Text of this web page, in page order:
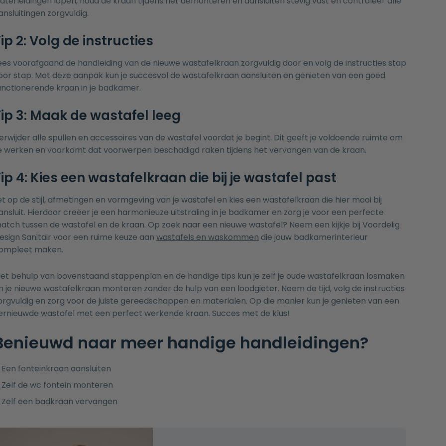
zorgvuldig.
2: Volg de instructies
voorafgaand de handleiding van de nieuwe wastafelkraan zorgvuldig door en volg de instructies stap
stap. Met deze aanpak kun je succesvol de wastafelkraan aansluiten en genieten van een goed
kraan in je badkamer.
3: Maak de wastafel leeg
alle spullen en accessoires van de wastafel voordat je begint. Dit geeft je voldoende ruimte om
werken en voorkomt dat voorwerpen beschadigd raken tijdens het vervangen van de kraan.
4: Kies een wastafelkraan die bij je wastafel past
op de stijl, afmetingen en vormgeving van je wastafel en kies een wastafelkraan die hier mooi bij
Hierdoor creëer je een harmonieuze uitstraling in je badkamer en zorg je voor een perfecte
tussen de wastafel en de kraan. Op zoek naar een nieuwe wastafel? Neem een kijkje bij Voordelig
Sanitair voor een ruime keuze aan wastafels en waskommen die jouw badkamerinterieur
maken.
behulp van bovenstaand stappenplan en de handige tips kun je zelf je oude wastafelkraan losmaken
je nieuwe wastafelkraan monteren zonder de hulp van een loodgieter. Neem de tijd, volg de instructies
en zorg voor de juiste gereedschappen en materialen. Op die manier kun je genieten van een
wastafel met een perfect werkende kraan. Succes met de klus!
naar meer handige handleidingen?
Een fonteinkraan aansluiten
Zelf de wc fontein monteren
Zelf een badkraan vervangen